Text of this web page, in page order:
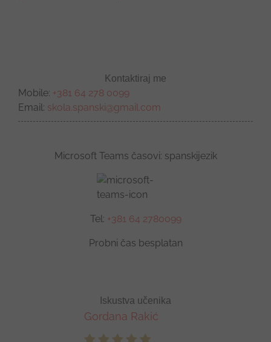
Kontaktiraj me
Mobile: +381 64 278 0099
Email: skola.spanski@gmail.com
Microsoft Teams časovi: spanskijezik
Tel: +381 64 2780099
Probni čas besplatan
Iskustva učenika
Gordana Rakić
Kristijan Tutarkov